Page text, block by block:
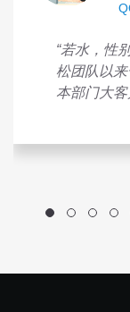
“若水，性
松团队以
本部门大客